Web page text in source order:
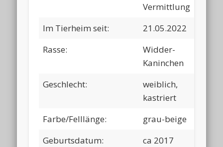
Vermittlung
Im Tierheim seit:
21.05.2022
Rasse:
Widder-
Kaninchen
Geschlecht:
weiblich,
kastriert
Farbe/Felllänge:
grau-beige
Geburtsdatum:
ca 2017